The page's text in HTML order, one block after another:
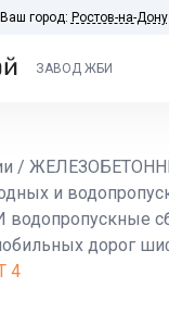
Ваш город: Ростов-на-Дону
ЗАВОД ЖБИ
/
и
дорог
4